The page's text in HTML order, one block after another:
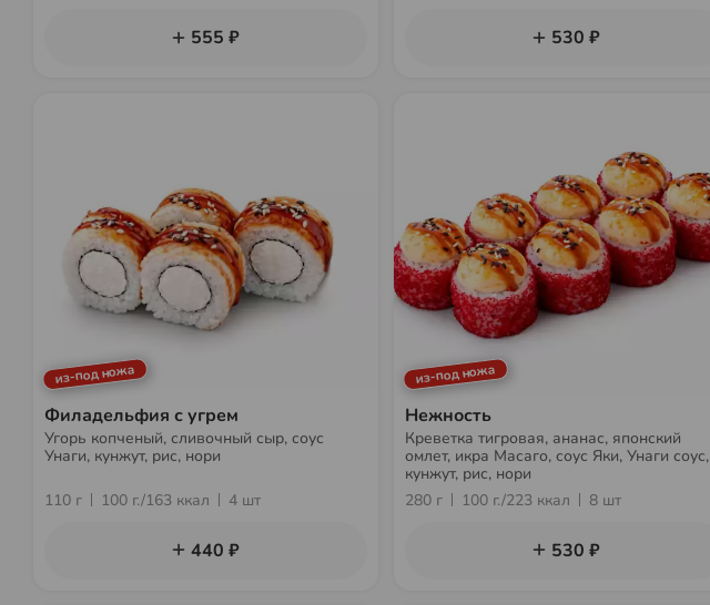
555 ₽ 530 ₽
из-под ножа
Филадельфия с угрем
Угорь копченый, сливочный сыр, соус
Унаги, кунжут, рис, нори
110 г 100 г./163 ккал 4 шт
440 ₽
из-под ножа
Нежность
Креветка тигровая, ананас, японский
омлет, икра Масаго, соус Яки, Унаги соус,
кунжут, рис, нори
280 г
100 г./223 ккал 8 шт
530 ₽